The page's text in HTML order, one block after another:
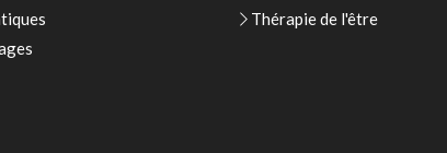
Thérapie de l'être